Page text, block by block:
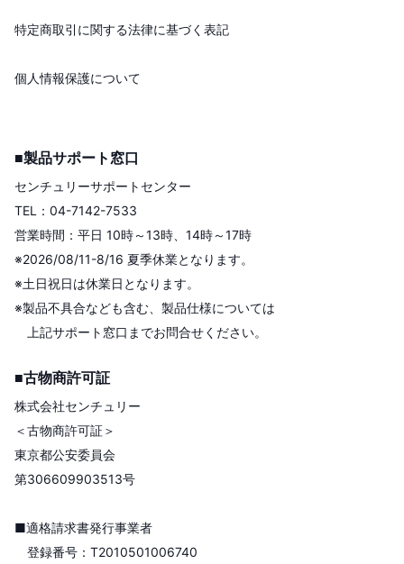
特定商取引に関する法律に基づく表記
個人情報保護について
■製品サポート窓口
センチュリーサポートセンター
TEL：04-7142-7533
営業時間：平日 10時～13時、14時～17時
※2026/08/11-8/16 夏季休業となります。
※土日祝日は休業日となります。
※製品不具合なども含む、製品仕様については
上記サポート窓口までお問合せください。
■古物商許可証
株式会社センチュリー
＜古物商許可証＞
東京都公安委員会
第306609903513号
■適格請求書発行事業者
登録番号：T2010501006740